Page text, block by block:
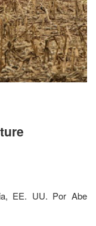
EE. UU. Por Abe